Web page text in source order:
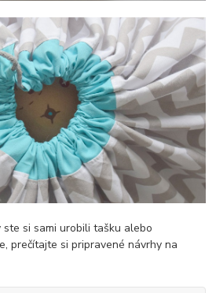
si sami urobili tašku alebo
prečítajte si pripravené návrhy na